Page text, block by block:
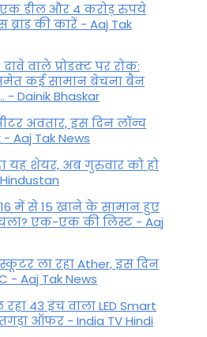
एक डील और 4 करोड़ रुपये
की कारें - Aaj Tak
वाले प्रोडक्ट पर रोक:
कई सामान बेचना बैन
- Dainik Bhaskar
अवतार, इस दिन लॉन्च
Aaj Tak News
यह शेयर, अब गुरुवार को हो
16 में से 15 खाने के सामान हुए
एक-एक की लिस्ट - Aaj
ला रहा Ather, इस दिन
- Aaj Tak News
43 इंच वाला LED Smart
ऑफर - India TV Hindi